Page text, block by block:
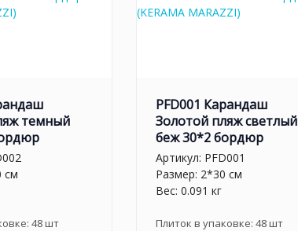
темный
см
48шт
PFD001 Карандаш
Золотой пляж светлый
беж 30*2 бордюр
Артикул: PFD001
Размер: 2*30 см
Вес: 0.091 кг
Плиток в упаковке: 48шт